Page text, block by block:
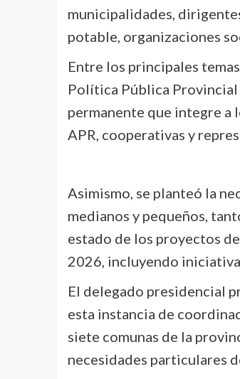
municipalidades,
potable, organizaciones
Entre los principales
Política Pública Provincial
permanente que integre a
APR, cooperativas y
Asimismo, se planteó la
medianos y pequeños,
estado de los proyectos
2026, incluyendo
El delegado presidencial
esta instancia de
siete comunas de la
necesidades particulares